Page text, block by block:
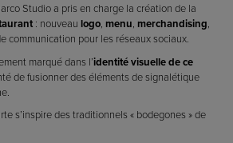
Studio a pris en charge la création de la
: nouveau logo, menu, merchandising,
communication pour les réseaux sociaux.
marqué dans l’identité visuelle de ce
de fusionner des éléments de signalétique
s’inspire des traditionnels « bodegones » de